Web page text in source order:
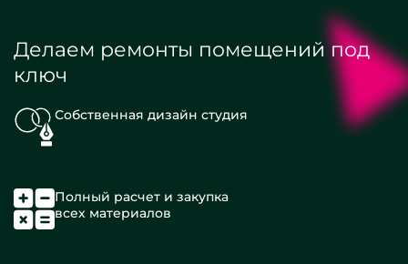
Делаем ремонты помещений под
ключ
Собственная дизайн студия
Полный расчет и закупка
всех материалов